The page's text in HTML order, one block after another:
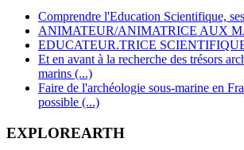
Comprendre l'Education Scientifique,
ANIMATEUR/ANIMATRICE AUX
EDUCATEUR.TRICE
Et en avant à la recherche des trésors
marins (...)
Faire de l'archéologie sous-marine en
possible (...)
EXPLOREARTH